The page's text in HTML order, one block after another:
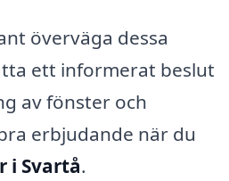
överväga dessa
ett informerat beslut
av fönster och
erbjudande när du
i Svartå.